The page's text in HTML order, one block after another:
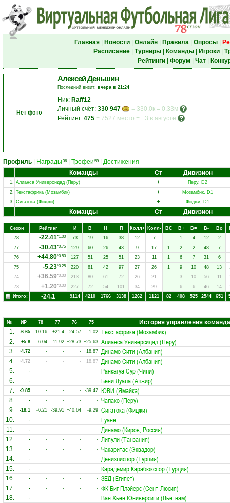
Главная| Новости| Онлайн| Правила| Опросы|
Расписание| Турниры| Команды| Игроки|
Рейтинги| Форум Чат|
Нет фото
Алексей Деньшин
Последний визит: вчера в 21:24
Ник: Raff12
Личный счёт: 330 947
= 330.0к = 0.33м
Рейтинг: 475 = 7527 место = +3 в августе
Профиль Награды 36 Трофеи 59
Достижения
Команды
Ст Дивизион
1. Алианса Универсидад (Перу) +
Перу, D2
2. Текстафрика (Мозамбик) +
Мозамбик, D1
3. Сигатока (Фиджи) + Фиджи, D1
Команды Ст Дивизион
Сезон Рейтинг И В Н П Колл+ Колл- ВC В+ В= В- Вo
78
-22.41*1.00 73 19 16 38 12 7 - 1 4 12
2
77
-30.43*0.75 129 60 26 43 9 17 1 2 2 48
7
76
+44.80*0.50 127 51 25 51 23 11 1 6 7 31
6
75
-5.23*0.25 220 81 42 97 27 26 1 9 10 48 13
74
+36.59*0.00 213 80 61 72 26 21 - 3 10 56 11
73
+1.20*0.00 227 72 54 101 34 29 - 6 6 46 14
Итого:
-24.1 9114 4210 1766 3138 1262 1121 82 408 525 2544 651
№ ИР 78 77 76 75
История управления
1.
-6.65 -10.16 +21.4 -24.57 -1.02 Текстафрика (Мозамбик)
2. +5.8 -6.04 -11.92 +28.73 +25.63 Алианса Универсидад (Перу)
3. +4.72 - - - +18.87 Динамо Сити (Албания)
4. +4.72 - - - +18.87 Динамо Сити (Албания)
5. - - - - - Ранкагуа Сур (Чили)
6. - - - - - Бени Дуала (Алжир)
7. -9.85 - - - -39.42 ЮВИ (Ямайка)
8. - - - - - Чалако (Перу)
9. -18.1 -6.21 -39.91 +40.64 -9.29 Сигатока (Фиджи)
10. - - - - - Гуане
11. - - - - - Динамо (Киров, Россия)
12. - - - - - Липули (Танзания)
13. - - - - - Чакаритас (Эквадор)
14. - - - - - Денизлиспор (Турция)
15. - - - - - Карадемир Карабюкспор (Турция)
16. - - - - - ЗЕД (Египет)
17. - - - - - ФК Биг Плэйерс (Сент-Люсия)
18. - - - - - Ван Хьен Юниверсити (Вьетнам)